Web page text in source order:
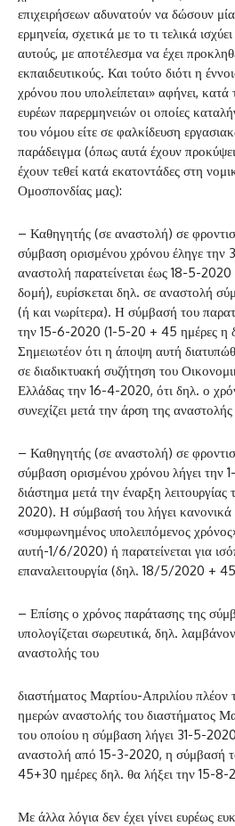
επιχειρήσεων αδυνατούν να δώσουν
ερμηνεία, σχετικά με το τι τελικά
αυτούς, με αποτέλεσμα να έχει
εκπαιδευτικούς. Και τούτο διότι η
χρόνου που υπολείπεται» αφήνει,
ευρέων παρερμηνειών οι οποίες
του νόμου είτε σε φαλκίδευση
παράδειγμα (όπως αυτά έχουν
έχουν τεθεί κατά εκατοντάδες στη
Ομοσπονδίας μας):
– Καθηγητής (σε αναστολή) σε
σύμβαση ορισμένου χρόνου έληγε
αναστολή παρατείνεται έως 18-5-2020
δομή), ευρίσκεται δηλ. σε αναστολή
(ή και νωρίτερα). Η σύμβασή του
την 15-6-2020 (1-5-20 + 45 ημέρες η
Σημειωτέον ότι η άποψη αυτή
σε διαδικτυακή συζήτηση του
Ελλάδας την 16-4-2020, ότι δηλ. ο
συνεχίζει μετά την άρση της αναστολής
– Καθηγητής (σε αναστολή) σε
σύμβαση ορισμένου χρόνου λήγει την
διάστημα μετά την έναρξη
2020). Η σύμβασή του λήγει κανονικά
«συμφωνημένος υπολειπόμενος
αυτή-1/6/2020) ή παρατείνεται για
επαναλειτουργία (δηλ. 18/5/2020 +
– Επίσης ο χρόνος παράτασης της
υπολογίζεται σωρευτικά, δηλ.
αναστολής του
διαστήματος Μαρτίου-Απριλίου
ημερών αναστολής του διαστήματος
του οποίου η σύμβαση λήγει 31-5-2020
αναστολή από 15-3-2020, η σύμβασή
45+30 ημέρες δηλ. θα λήξει την 15-8-
Με άλλα λόγια δεν έχει γίνει ευρέως